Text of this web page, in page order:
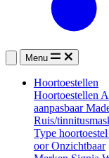
Menu
Hoortoestellen
Hoortoestellen
aanpasbaar
Ruis/
Type hoortoestel
oorOnzichtbaar